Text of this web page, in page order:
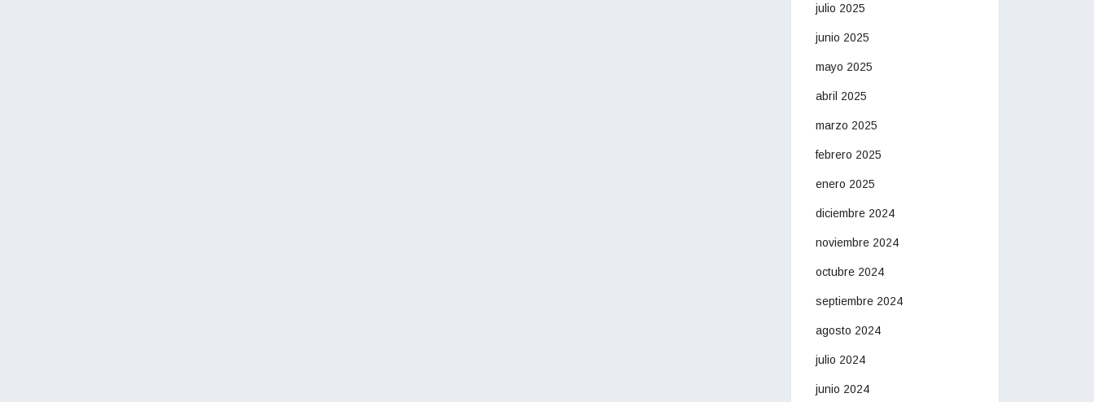
julio 2025
junio 2025
mayo 2025
abril 2025
marzo 2025
febrero 2025
enero 2025
diciembre 2024
noviembre 2024
octubre 2024
septiembre 2024
agosto 2024
julio 2024
junio 2024